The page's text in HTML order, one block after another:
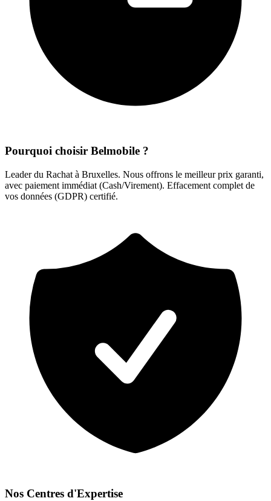
Pourquoi choisir Belmobile ?
Leader du Rachat à Bruxelles. Nous offrons le meilleur prix garanti,
avec paiement immédiat (Cash/Virement). Effacement complet de
vos données (GDPR) certifié.
Nos Centres d'Expertise